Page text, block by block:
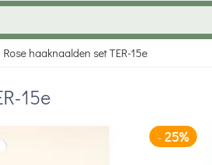
haaknaalden set TER-15e
15e